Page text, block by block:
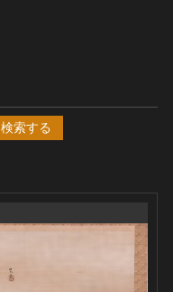
検索する